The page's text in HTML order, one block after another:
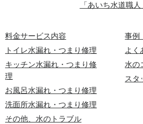
「あいち水道職人
料金サービス内容
トイレ水漏れ・つまり修理
キッチン水漏れ・つまり修
理
お風呂水漏れ・つまり修理
洗面所水漏れ・つまり修理
その他、水のトラブル
事例
よく
水の
スタ